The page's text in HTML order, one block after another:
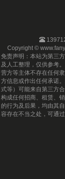
Copyright ©
免责声明：本站为第三
及人工整理，仅供参考
营方等主体不存在任何
方信息或作出任何承诺
式等）可能来自第三方
构成任何招商、租赁、
的行为及后果，均由其
容存在不当之处，可通